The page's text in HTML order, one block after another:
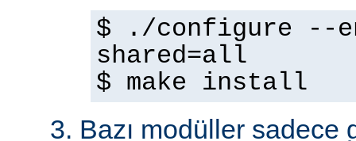
$ ./configure --
shared=all
$ make install
Bazı modüller